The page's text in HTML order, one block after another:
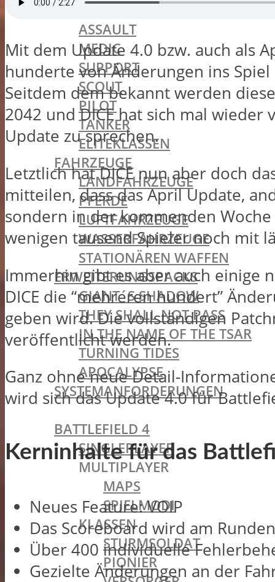
KLASSEN
ASSAULT
MEDIC
SUPPORT
SCOUT
PILOT
TANKER
ELITEKLASSEN
FAHRZEUGE
LANDFAHRZEUGE
PFERDE
LUFTFAHRZEUGE
WASSERFAHRZEUGE
STATIONÄREN WAFFEN
ERWEITERUNGSPACKS
GIANT´S SHADOW
THEY SHALL NOT PASS
IN THE NAME OF THE TSAR
TURNING TIDES
APOCALYPSE
SYSTEMANFORDERUNGEN
BATTLEFIELD OLDIES
BATTLEFIELD 4
SINGLEPLAYER
MULTIPLAYER
MAPS
SPIELMODI
KLASSEN
STURMSOLDAT
PIONIER
Mit dem Update 4.0 bzw. auch als
hunderte von Änderungen ins
Seitdem dem bekannt werden
2042 und DICE hat sich mal
Update zu sprechen.
Letztlich hat DICE nun aber doch
mitteilen, dass das April Update,
sondern in der kommenden
wenigen tausend Spieler noch mit
Immerhin gibt es aber auch einige
DICE die “mehreren hundert”
geben wird. Die vollständigen
veröffentlicht werden.
Ganz ohne neue Detail-
wird sich das Update 4.0 für
Kerninhalte für das
Neues Feature: VOIP
Das Scoreboard wird am
Über 400 individuelle
Gezielte Änderungen an der